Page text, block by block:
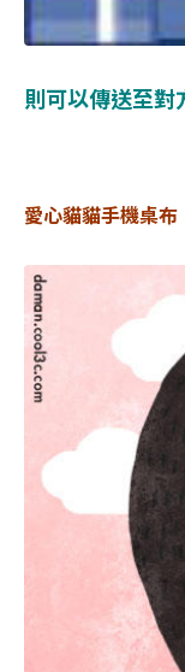
則可以傳送至對
愛心貓貓手機桌布